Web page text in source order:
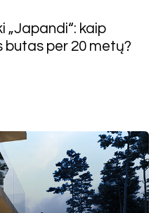
„Japandi“: kaip
per 20 metų?